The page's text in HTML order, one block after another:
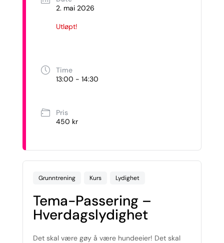
2. mai 2026
Utløpt!
Time
13:00 - 14:30
Pris
450 kr
Grunntrening Kurs Lydighet
Tema-Passering –
Hverdagslydighet
Det skal være gøy å være hundeeier! Det skal